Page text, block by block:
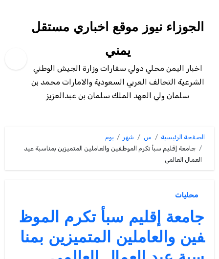
المحتوىالجوزاء نيوز موقع اخباري مستقل
يمني
اخبار اليمن محلي دولي سفارات وزارة الجيش الوطني
الشرعية التحالف العربي السعودية والامارات محمد بن
سلمان ولي العهد الملك سلمان بن عبدالعزيز
الصفحة الرئيسية س شهر
يوم
جامعة إقليم سبأ تكرم الموظفين والعاملين المتميزين بمناسبة عيد
العمال العالمي
محليات
جامعة إقليم سبأ تكرم الموظ
فين والعاملين المتميزين بمنا